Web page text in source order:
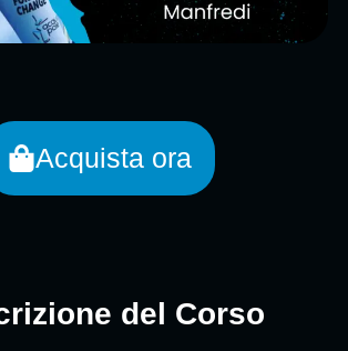
Acquista ora
del Corso